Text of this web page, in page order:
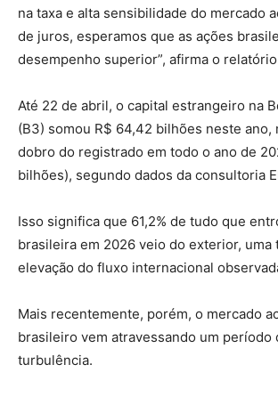
na taxa e alta sensibilidade do mercado
de juros, esperamos que as ações
desempenho superior”, afirma o
Até 22 de abril, o capital estrangeiro na
(B3) somou R$ 64,42 bilhões neste ano,
dobro do registrado em todo o ano de
bilhões), segundo dados da consultoria
Isso significa que 61,2% de tudo que
brasileira em 2026 veio do exterior, uma
elevação do fluxo internacional
Mais recentemente, porém, o mercado
brasileiro vem atravessando um período
turbulência.